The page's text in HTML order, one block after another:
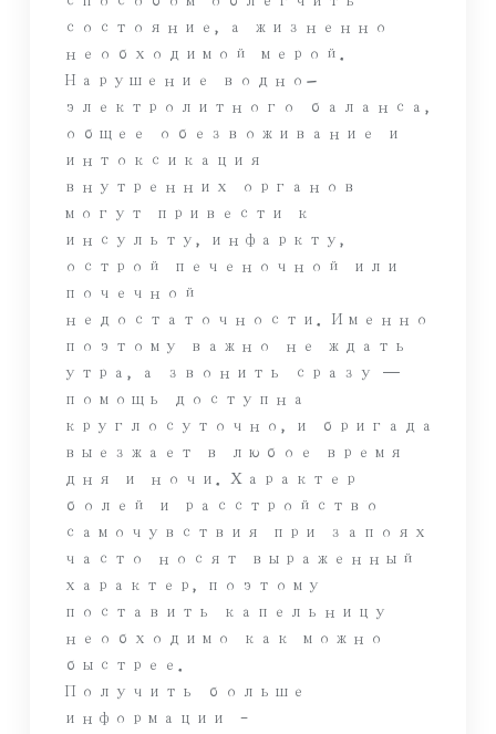
состояние, а жизненно
необходимой мерой.
Нарушение водно-
электролитного баланса,
общее обезвоживание и
интоксикация
внутренних органов
могут привести к
инсульту, инфаркту,
острой печеночной или
почечной
недостаточности. Именно
поэтому важно не ждать
утра, а звонить сразу —
помощь доступна
круглосуточно, и бригада
выезжает в любое время
дня и ночи. Характер
болей и расстройство
самочувствия при запоях
часто носят выраженный
характер, поэтому
поставить капельницу
необходимо как можно
быстрее.
Получить больше
информации –